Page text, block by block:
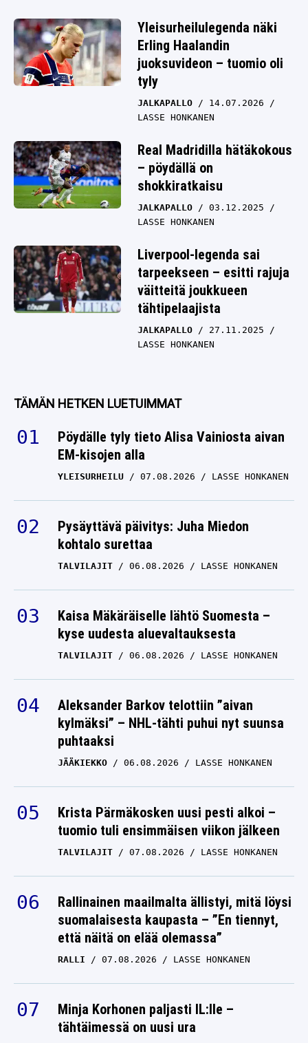
Yleisurheilulegenda näki
Erling Haalandin
juoksuvideon – tuomio oli
tyly
JALKAPALLO
14.07.2026
LASSE HONKANEN
Real Madridilla hätäkokous
– pöydällä on
shokkiratkaisu
JALKAPALLO
03.12.2025
LASSE HONKANEN
Liverpool-legenda sai
tarpeekseen – esitti rajuja
väitteitä joukkueen
tähtipelaajista
JALKAPALLO
27.11.2025
LASSE HONKANEN
TÄMÄN HETKEN LUETUIMMAT
Pöydälle tyly tieto Alisa Vainiosta aivan
EM-kisojen alla
YLEISURHEILU 07.08.2026 LASSE HONKANEN
Pysäyttävä päivitys: Juha Miedon
kohtalo surettaa
TALVILAJIT 06.08.2026 LASSE HONKANEN
Kaisa Mäkäräiselle lähtö Suomesta –
kyse uudesta aluevaltauksesta
TALVILAJIT 06.08.2026 LASSE HONKANEN
Aleksander Barkov telottiin ”aivan
kylmäksi” – NHL-tähti puhui nyt suunsa
puhtaaksi
JÄÄKIEKKO 06.08.2026 LASSE HONKANEN
Krista Pärmäkosken uusi pesti alkoi –
tuomio tuli ensimmäisen viikon jälkeen
TALVILAJIT 07.08.2026 LASSE HONKANEN
Rallinainen maailmalta ällistyi, mitä löysi
suomalaisesta kaupasta – ”En tiennyt,
että näitä on elää olemassa”
RALLI 07.08.2026 LASSE HONKANEN
Minja Korhonen paljasti IL:lle –
tähtäimessä on uusi ura